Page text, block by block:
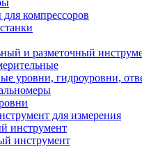
компрессоров
и разметочный
уровни, гидроуровни,
для измерения
инструмент
инструмент